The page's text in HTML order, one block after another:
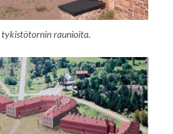
tykistötornin raunioita.